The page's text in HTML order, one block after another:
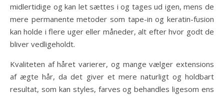
midlertidige og kan let sættes i og tages ud igen, mens de
mere permanente metoder som tape-in og keratin-fusion
kan holde i flere uger eller måneder, alt efter hvor godt de
bliver vedligeholdt.
Kvaliteten af håret varierer, og mange vælger extensions
af ægte hår, da det giver et mere naturligt og holdbart
resultat, som kan styles, farves og behandles ligesom ens